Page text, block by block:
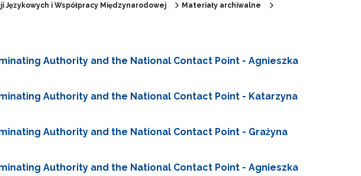
Językowych i Współpracy Międzynarodowej
Materiały archiwalne
Authority and the National Contact Point - Agnieszka
Authority and the National Contact Point - Katarzyna
Authority and the National Contact Point - Grażyna
Authority and the National Contact Point - Agnieszka